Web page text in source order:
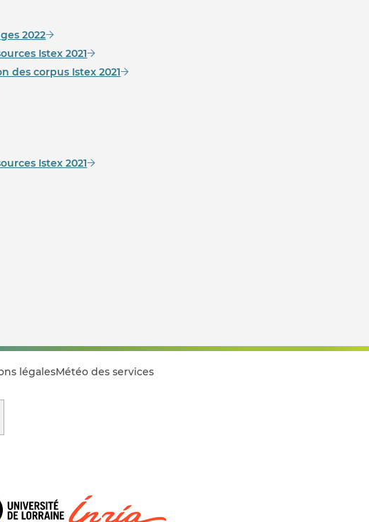
2022
Istex 2021
des corpus Istex 2021
Istex 2021
légalesMétéo des services